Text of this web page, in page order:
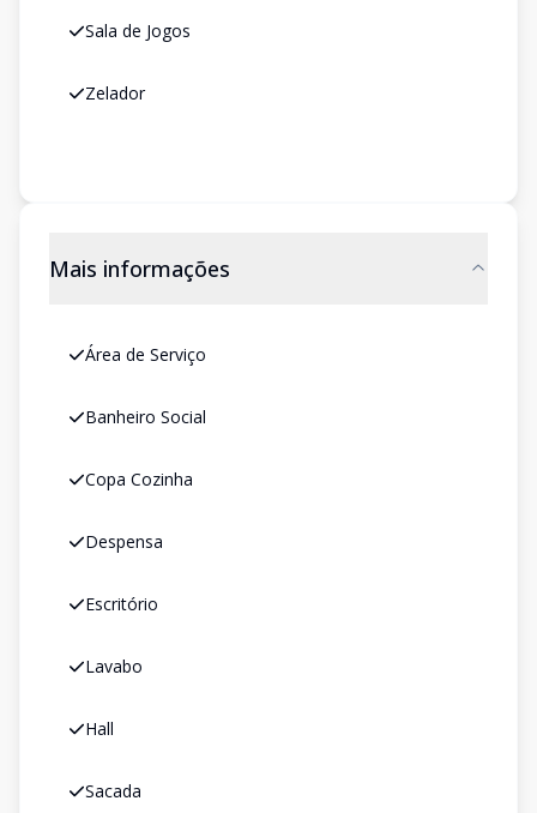
Sala de Jogos
Zelador
Mais informações
Área de Serviço
Banheiro Social
Copa Cozinha
Despensa
Escritório
Lavabo
Hall
Sacada